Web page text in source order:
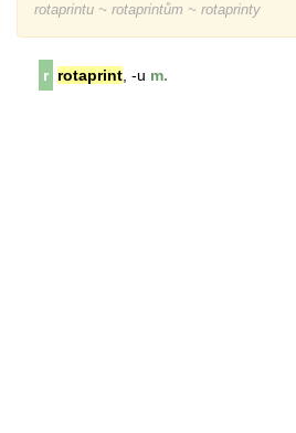
rotaprintu ~ rotaprintům ~ rotaprinty
r rotaprint , -u m.